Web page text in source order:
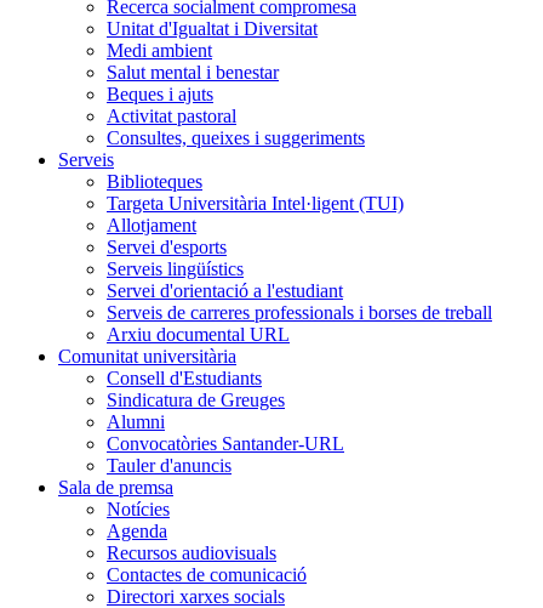
Recerca socialment compromesa
Unitat d'Igualtat i Diversitat
Medi ambient
Salut mental i benestar
Beques i ajuts
Activitat pastoral
Consultes, queixes i suggeriments
Serveis
Biblioteques
Targeta Universitària Intel·ligent (TUI)
Allotjament
Servei d'esports
Serveis lingüístics
Servei d'orientació a l'estudiant
Serveis de carreres professionals i borses de treball
Arxiu documental URL
Comunitat universitària
Consell d'Estudiants
Sindicatura de Greuges
Alumni
Convocatòries Santander-URL
Tauler d'anuncis
Sala de premsa
Notícies
Agenda
Recursos audiovisuals
Contactes de comunicació
Directori xarxes socials